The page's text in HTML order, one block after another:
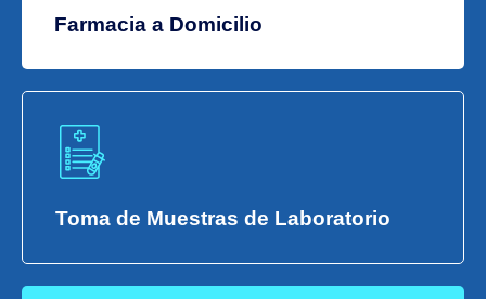
Farmacia a Domicilio
Toma de Muestras de Laboratorio